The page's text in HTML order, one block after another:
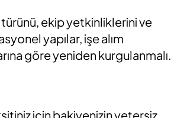
ekip yetkinliklerini ve
yapılar, işe alım
göre yeniden kurgulanmalı.
için bakiyenizin yetersiz